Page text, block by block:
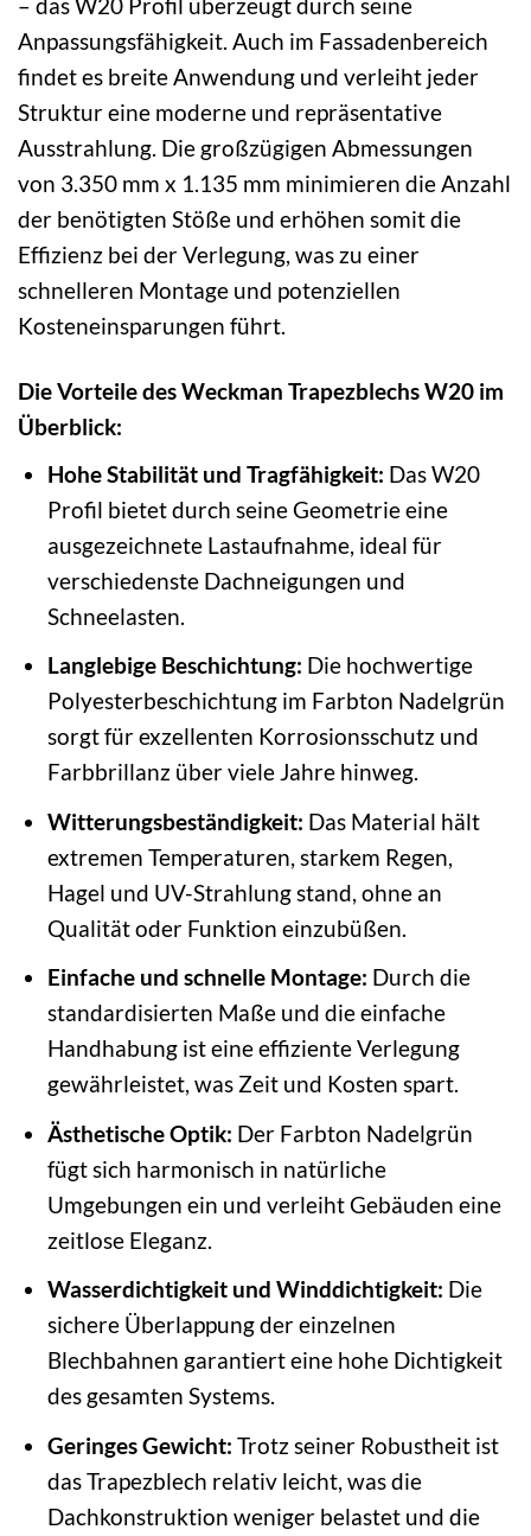
Anpassungsfähigkeit. Auch im Fassadenbereich
findet es breite Anwendung und verleiht jeder
Struktur eine moderne und repräsentative
Ausstrahlung. Die großzügigen Abmessungen
von 3.350 mm x 1.135 mm minimieren die Anzahl
der benötigten Stöße und erhöhen somit die
Effizienz bei der Verlegung, was zu einer
schnelleren Montage und potenziellen
Kosteneinsparungen führt.
Die Vorteile des Weckman Trapezblechs W20 im
Überblick:
Hohe Stabilität und Tragfähigkeit: Das W20
Profil bietet durch seine Geometrie eine
ausgezeichnete Lastaufnahme, ideal für
verschiedenste Dachneigungen und
Schneelasten.
Langlebige Beschichtung: Die hochwertige
Polyesterbeschichtung im Farbton Nadelgrün
sorgt für exzellenten Korrosionsschutz und
Farbbrillanz über viele Jahre hinweg.
Witterungsbeständigkeit: Das Material hält
extremen Temperaturen, starkem Regen,
Hagel und UV-Strahlung stand, ohne an
Qualität oder Funktion einzubüßen.
Einfache und schnelle Montage: Durch die
standardisierten Maße und die einfache
Handhabung ist eine effiziente Verlegung
gewährleistet, was Zeit und Kosten spart.
Ästhetische Optik: Der Farbton Nadelgrün
fügt sich harmonisch in natürliche
Umgebungen ein und verleiht Gebäuden eine
zeitlose Eleganz.
Wasserdichtigkeit und Winddichtigkeit: Die
sichere Überlappung der einzelnen
Blechbahnen garantiert eine hohe Dichtigkeit
des gesamten Systems.
Geringes Gewicht: Trotz seiner Robustheit ist
das Trapezblech relativ leicht, was die
Dachkonstruktion weniger belastet und die